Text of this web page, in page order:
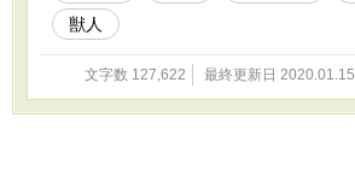
獣人
文字数 127,622 最終更新日 2020.01.15